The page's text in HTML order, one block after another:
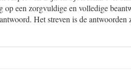
op een zorgvuldige en volledige
Het streven is de